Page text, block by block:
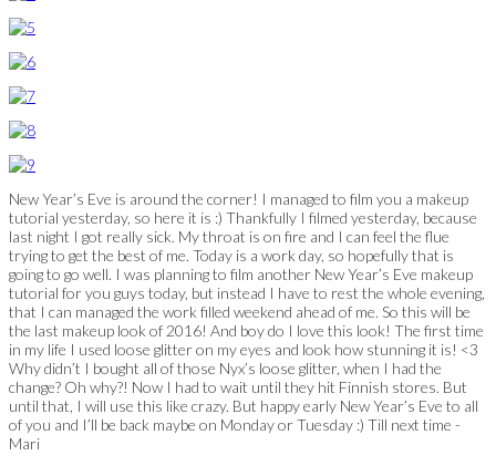
New Year’s Eve is around the corner! I managed to film you a makeup
tutorial yesterday, so here it is :) Thankfully I filmed yesterday, because
last night I got really sick. My throat is on fire and I can feel the flue
trying to get the best of me. Today is a work day, so hopefully that is
going to go well. I was planning to film another New Year’s Eve makeup
tutorial for you guys today, but instead I have to rest the whole evening,
that I can managed the work filled weekend ahead of me. So this will be
the last makeup look of 2016! And boy do I love this look! The first time
in my life I used loose glitter on my eyes and look how stunning it is! <3
Why didn’t I bought all of those Nyx’s loose glitter, when I had the
change? Oh why?! Now I had to wait until they hit Finnish stores. But
until that, I will use this like crazy. But happy early New Year’s Eve to all
of you and I’ll be back maybe on Monday or Tuesday :) Till next time -
Mari